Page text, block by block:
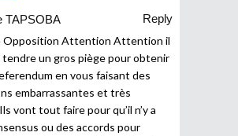
TAPSOBA
Reply
Opposition Attention Attention il
un gros piège pour obtenir
en vous faisant des
embarrassantes et très
vont tout faire pour qu’il n’y a
ou des accords pour